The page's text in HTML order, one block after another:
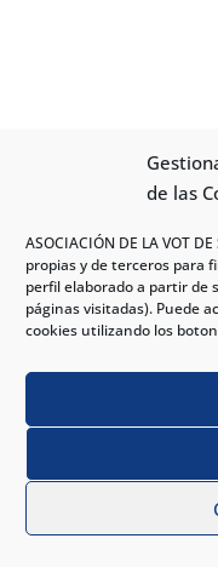
de las
ASOCIACIÓN DE LA VOT
propias y de terceros para
perfil elaborado a partir de
páginas visitadas). Puede
cookies utilizando los
¿Cansancio sin
CONSULTA